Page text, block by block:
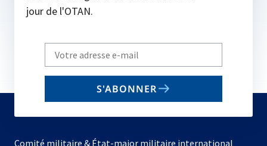
jour de l'OTAN.
Write
your
email
S'ABONNER
Comité militaire & État-major militaire international